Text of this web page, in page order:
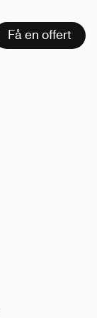
Få en offert